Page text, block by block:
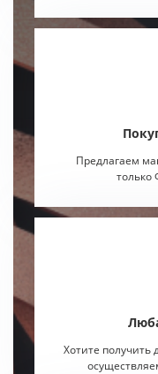
Предлагаем
только
Хотите получить